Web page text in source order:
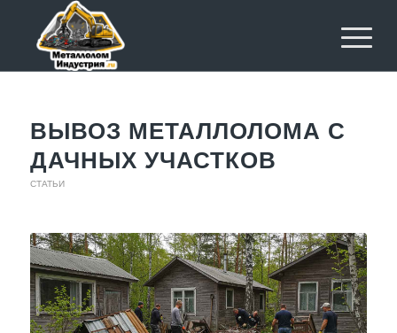
ВЫВОЗ МЕТАЛЛОЛОМА С
ДАЧНЫХ УЧАСТКОВ
СТАТЬИ